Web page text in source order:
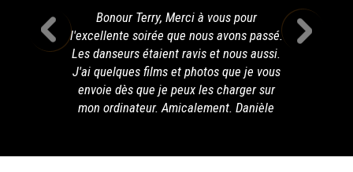
Bonour Terry, Merci à vous pour
l'excellente soirée que nous avons passé.
Les danseurs étaient ravis et nous aussi.
J'ai quelques films et photos que je vous
envoie dès que je peux les charger sur
mon ordinateur. Amicalement. Danièle